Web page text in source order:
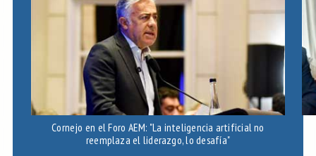
Cornejo en el Foro AEM: "La inteligencia artificial no
reemplaza el liderazgo, lo desafía"